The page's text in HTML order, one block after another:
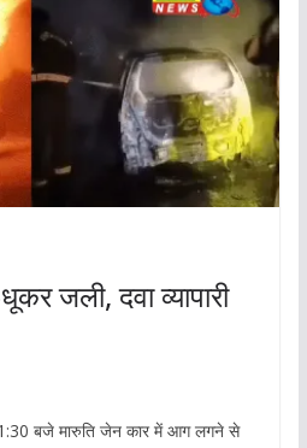
जली, दवा व्यापारी
बजे मारुति जेन कार में आग लगने से